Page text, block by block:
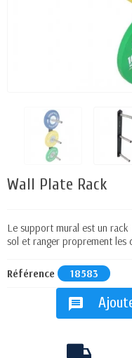
Wall Plate Rack
Le support mural est un
sol et ranger proprement les
Référence 18583
message